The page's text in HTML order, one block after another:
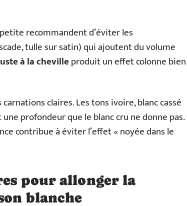
recommandent d’éviter les
tulle sur satin) qui ajoutent du volume
à la chevilleproduit un effet colonne bien
claires. Les tons ivoire, blanc cassé
profondeur que le blanc cru ne donne pas.
contribue à éviter l’effet « noyée dans le
pour allonger la
blanche